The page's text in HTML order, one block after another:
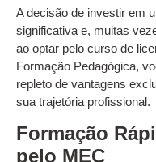
A decisão de investir em
significativa e, muitas
ao optar pelo curso de
Formação Pedagógica,
repleto de vantagens
sua trajetória profissional.
Formação
pelo MEC